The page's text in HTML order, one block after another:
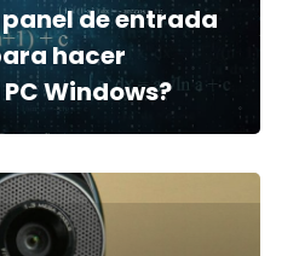
de entrada
hacer
Windows?